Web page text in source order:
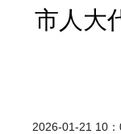
市人大
2026-01-21 10